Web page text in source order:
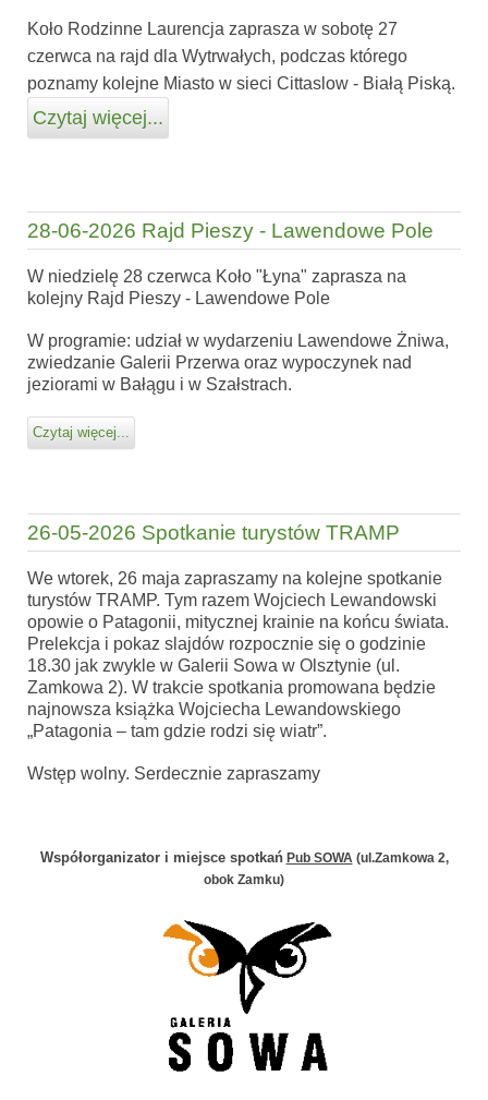
Koło Rodzinne Laurencja zaprasza w sobotę 27
czerwca na rajd dla Wytrwałych, podczas którego
poznamy kolejne Miasto w sieci Cittaslow - Białą Piską.
Czytaj więcej...
28-06-2026 Rajd Pieszy - Lawendowe Pole
W niedzielę 28 czerwca Koło "Łyna" zaprasza na
kolejny Rajd Pieszy - Lawendowe Pole
W programie: udział w wydarzeniu Lawendowe Żniwa,
zwiedzanie Galerii Przerwa oraz wypoczynek nad
jeziorami w Bałągu i w Szałstrach.
Czytaj więcej...
26-05-2026 Spotkanie turystów TRAMP
We wtorek, 26 maja zapraszamy na kolejne spotkanie
turystów TRAMP. Tym razem Wojciech Lewandowski
opowie o Patagonii, mitycznej krainie na końcu świata.
Prelekcja i pokaz slajdów rozpocznie się o godzinie
18.30 jak zwykle w Galerii Sowa w Olsztynie (ul.
Zamkowa 2). W trakcie spotkania promowana będzie
najnowsza książka Wojciecha Lewandowskiego
„Patagonia – tam gdzie rodzi się wiatr”.
Wstęp wolny. Serdecznie zapraszamy
Współorganizator i miejsce spotkań Pub SOWA(ul.Zamkowa 2,
obok Zamku)